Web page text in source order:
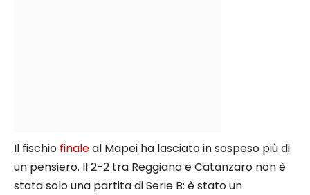
Il fischio finaleal Mapei ha lasciato in sospeso più di
un pensiero. Il 2-2 tra Reggiana e Catanzaro non è
stata solo una partita di Serie B: è stato un